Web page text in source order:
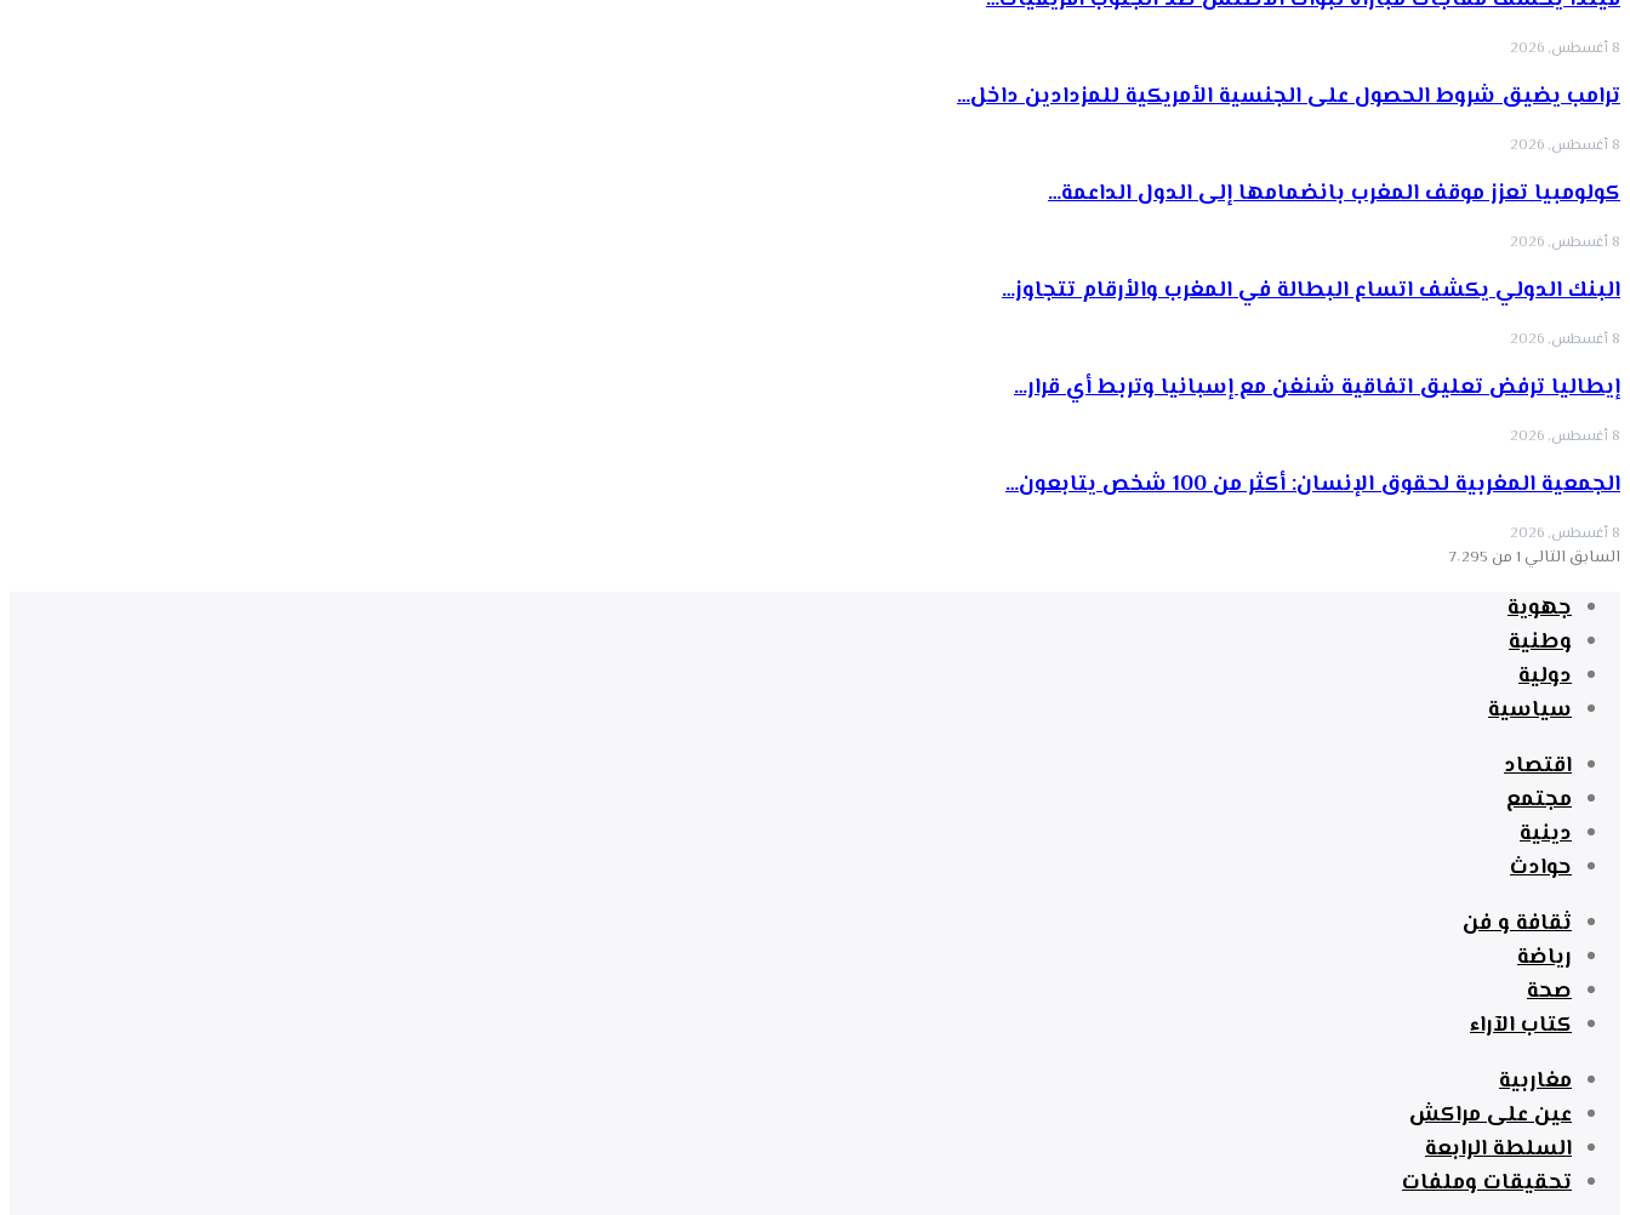
8 أغسطس, 2026
ترامب يضيق شروط الحصول على الجنسية الأمريكية للمزدادين داخل…
8 أغسطس, 2026
كولومبيا تعزز موقف المغرب بانضمامها إلى الدول الداعمة…
8 أغسطس, 2026
البنك الدولي يكشف اتساع البطالة في المغرب والأرقام تتجاوز…
8 أغسطس, 2026
إيطاليا ترفض تعليق اتفاقية شنغن مع إسبانيا وتربط أي قرار…
8 أغسطس, 2026
الجمعية المغربية لحقوق الإنسان: أكثر من 100 شخص يتابعون…
8 أغسطس, 2026
السابق التالي 1 من 7٬295
جهوية
وطنية
دولية
سياسية
اقتصاد
مجتمع
دينية
حوادث
ثقافة و فن
رياضة
صحة
كتاب الآراء
مغاربية
عين على مراكش
السلطة الرابعة
تحقيقات وملفات